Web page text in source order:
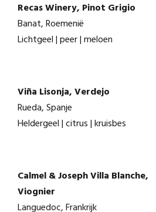
Recas Winery, Pinot Grigio
Banat, Roemenië
Lichtgeel | peer | meloen
Viña Lisonja, Verdejo
Rueda, Spanje
Heldergeel | citrus | kruisbes
Calmel & Joseph Villa Blanche,
Viognier
Languedoc, Frankrijk